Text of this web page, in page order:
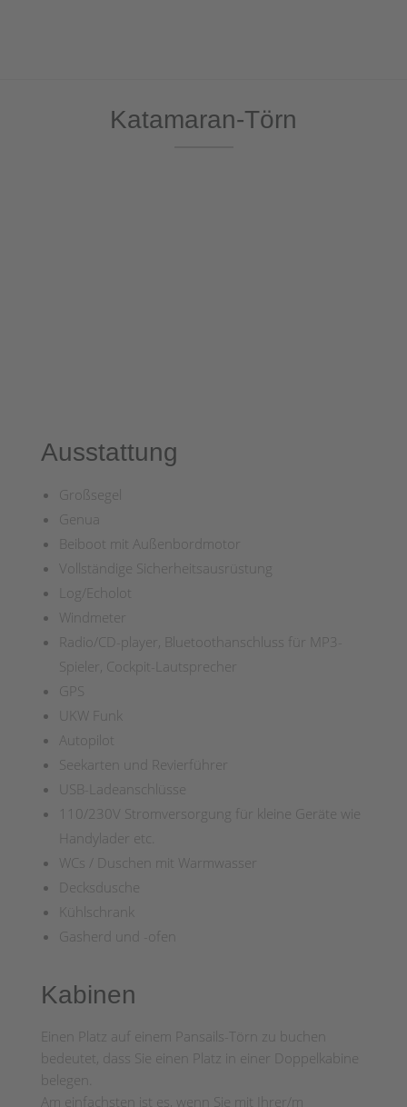
Katamaran-Törn
Ausstattung
Großsegel
Genua
Beiboot mit Außenbordmotor
Vollständige Sicherheitsausrüstung
Log/Echolot
Windmeter
Radio/CD-player, Bluetoothanschluss für MP3-
Spieler, Cockpit-Lautsprecher
GPS
UKW Funk
Autopilot
Seekarten und Revierführer
USB-Ladeanschlüsse
110/230V Stromversorgung für kleine Geräte wie
Handylader etc.
WCs / Duschen mit Warmwasser
Decksdusche
Kühlschrank
Gasherd und -ofen
Kabinen
Einen Platz auf einem Pansails-Törn zu buchen
bedeutet, dass Sie einen Platz in einer Doppelkabine
belegen.
Am einfachsten ist es, wenn Sie mit Ihrer/m